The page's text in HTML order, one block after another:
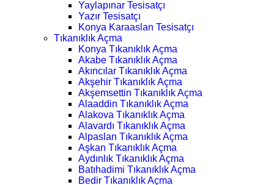
Yaylapınar Tesisatçı
Yazır Tesisatçı
Konya Karaaslan Tesisatçı
Tıkanıklık Açma
Konya Tıkanıklık Açma
Akabe Tıkanıklık Açma
Akıncılar Tıkanıklık Açma
Akşehir Tıkanıklık Açma
Akşemsettin Tıkanıklık Açma
Alaaddin Tıkanıklık Açma
Alakova Tıkanıklık Açma
Alavardı Tıkanıklık Açma
Alpaslan Tıkanıklık Açma
Aşkan Tıkanıklık Açma
Aydınlık Tıkanıklık Açma
Batıhadimi Tıkanıklık Açma
Bedir Tıkanıklık Açma